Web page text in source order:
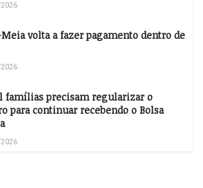
volta a fazer pagamento dentro de
famílias precisam regularizar o
para continuar recebendo o Bolsa